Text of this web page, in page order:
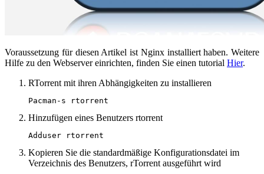
Voraussetzung für diesen Artikel ist Nginx installiert haben. Weitere
Hilfe zu den Webserver einrichten, finden Sie einen tutorial Hier.
RTorrent mit ihren Abhängigkeiten zu installieren
Pacman-s rtorrent
Hinzufügen eines Benutzers rtorrent
Adduser rtorrent
Kopieren Sie die standardmäßige Konfigurationsdatei im
Verzeichnis des Benutzers, rTorrent ausgeführt wird